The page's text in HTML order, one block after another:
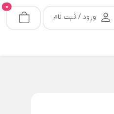
ورود / ثبت نام
0